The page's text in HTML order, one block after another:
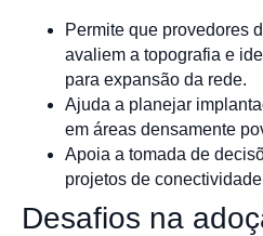
Permite que provedores
avaliem a topografia e
para expansão da rede.
Ajuda a planejar
em áreas densamente
Apoia a tomada de
projetos de
Desafios na